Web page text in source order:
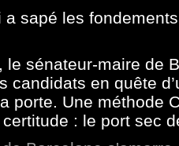
sapé les
le sénateur-maire de
candidats en quête
porte. Une méthode
: le port sec